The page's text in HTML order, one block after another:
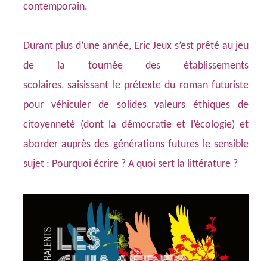
contemporain.
Durant plus d’une année, Eric Jeux s’est prêté au jeu
de la tournée des établissements
scolaires, saisissant le prétexte du roman futuriste
pour véhiculer de solides valeurs éthiques de
citoyenneté (dont la démocratie et l’écologie) et
aborder auprès des générations futures le sensible
sujet : Pourquoi écrire ? A quoi sert la littérature ?